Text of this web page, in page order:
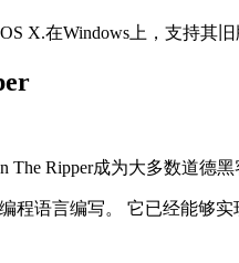
X.在Windows上，支持其旧
The Ripper成为大多数道德
编程语言编写。 它已经能